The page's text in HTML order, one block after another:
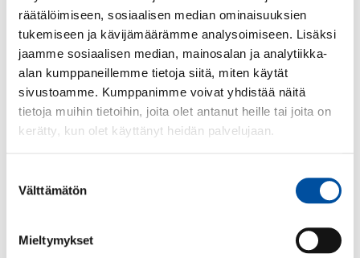
räätälöimiseen, sosiaalisen median ominaisuuksien
tukemiseen ja kävijämäärämme analysoimiseen. Lisäksi
jaamme sosiaalisen median, mainosalan ja analytiikka-
alan kumppaneillemme tietoja siitä, miten käytät
sivustoamme. Kumppanimme voivat yhdistää näitä
tietoja muihin tietoihin, joita olet antanut heille tai joita on
kerätty, kun olet käyttänyt heidän palvelujaan.
valinta
Välttämätön
Mieltymykset
Työkykykeskustelu
Varhaisen tuen mallin ensimmäinen vaihe on
työkykykeskustelu. Keskustelu käydään esihenkilön
ja työntekijän välillä. Työntekijä voi halutessaan
ottaa keskusteluun mukaan työsuojeluvaltuutetun
Keskustelussa käsitellään esille noussutta huolta
Sovitut toimenpiteet kirjataan, toteutetaan ja